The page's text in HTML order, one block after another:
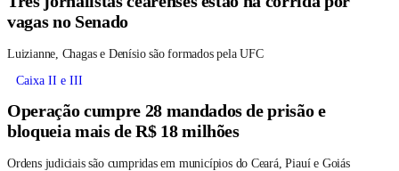
vagas no Senado
Luizianne, Chagas e Denísio são formados pela UFC
Caixa II e III
Operação cumpre 28 mandados de prisão e
bloqueia mais de R$ 18 milhões
Ordens judiciais são cumpridas em municípios do Ceará, Piauí e Goiás